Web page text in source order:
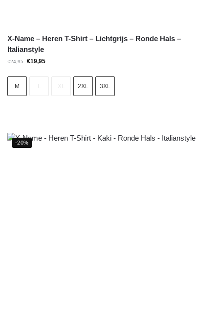
X-Name – Heren T-Shirt – Lichtgrijs – Ronde Hals –
Italianstyle
€24,95 €19,95
M 2XL 3XL
-20%